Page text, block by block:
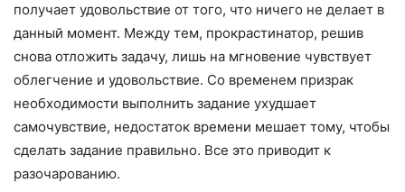
получает удовольствие от того, что ничего не делает в
данный момент. Между тем, прокрастинатор, решив
снова отложить задачу, лишь на мгновение чувствует
облегчение и удовольствие. Со временем призрак
необходимости выполнить задание ухудшает
самочувствие, недостаток времени мешает тому, чтобы
сделать задание правильно. Все это приводит к
разочарованию.